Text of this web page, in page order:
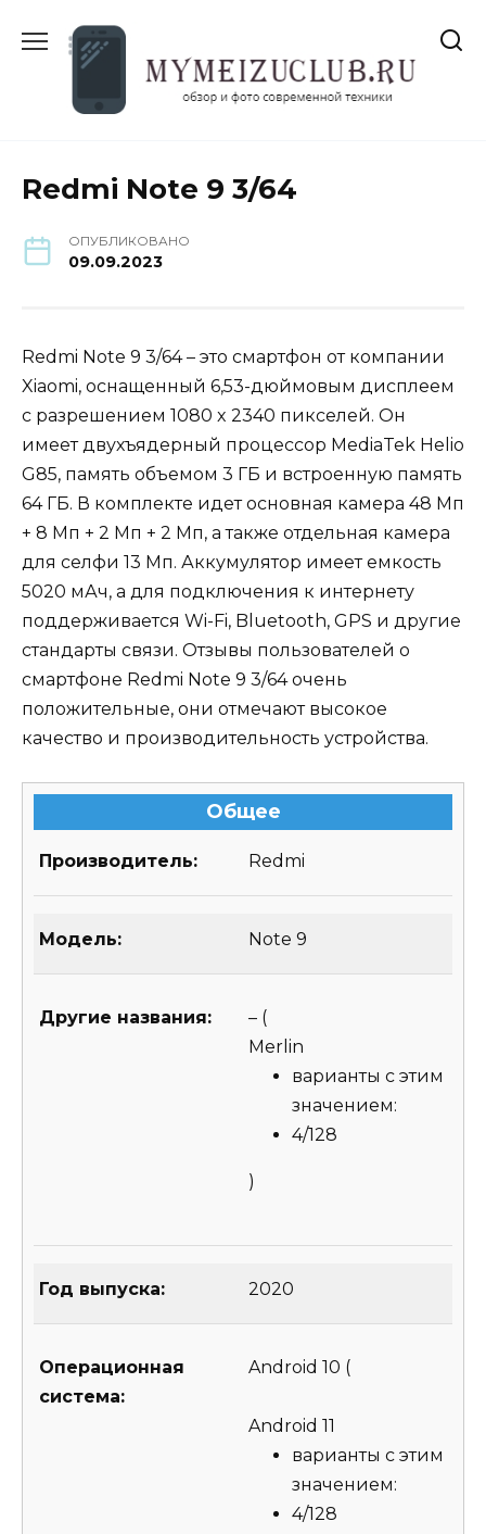
содержанию
Redmi Note 9 3/64
ОПУБЛИКОВАНО
09.09.2023
Redmi Note 9 3/64 – это смартфон от компании
Xiaomi, оснащенный 6,53-дюймовым дисплеем
с разрешением 1080 x 2340 пикселей. Он
имеет двухъядерный процессор MediaTek Helio
G85, память объемом 3 ГБ и встроенную память
64 ГБ. В комплекте идет основная камера 48 Мп
+ 8 Мп + 2 Мп + 2 Мп, а также отдельная камера
для селфи 13 Мп. Аккумулятор имеет емкость
5020 мАч, а для подключения к интернету
поддерживается Wi-Fi, Bluetooth, GPS и другие
стандарты связи. Отзывы пользователей о
смартфоне Redmi Note 9 3/64 очень
положительные, они отмечают высокое
качество и производительность устройства.
Общее
Производитель: Redmi
Модель: Note 9
Другие названия: – (
Merlin
варианты с этим
значением:
4/128
)
Год выпуска: 2020
Операционная
система:
Android 10 (
Android 11
варианты с этим
значением:
4/128